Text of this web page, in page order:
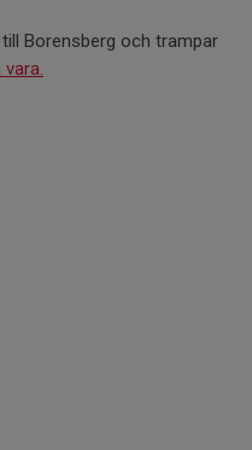
Borensberg och trampar